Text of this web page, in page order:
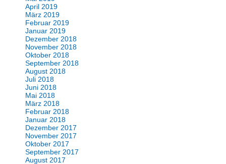
April 2019
März 2019
Februar 2019
Januar 2019
Dezember 2018
November 2018
Oktober 2018
September 2018
August 2018
Juli 2018
Juni 2018
Mai 2018
März 2018
Februar 2018
Januar 2018
Dezember 2017
November 2017
Oktober 2017
September 2017
August 2017